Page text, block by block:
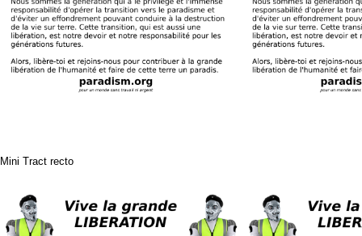
Mini Tract recto